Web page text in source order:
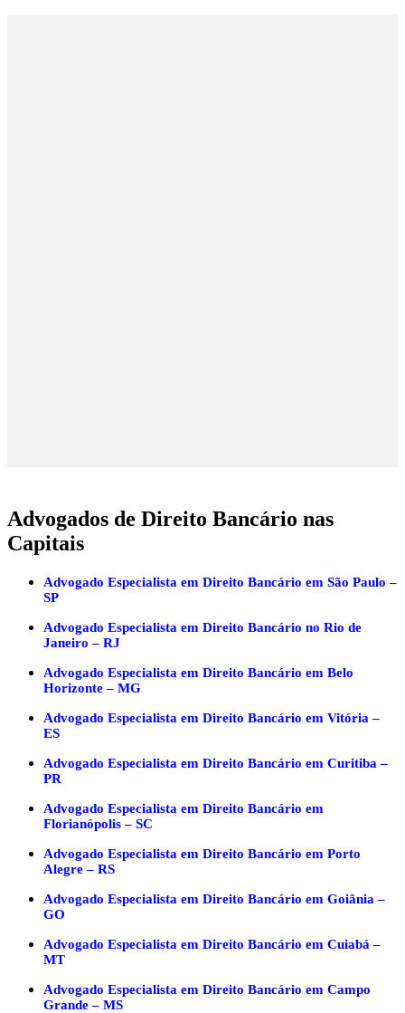
Advogados de Direito Bancário nas
Capitais
Advogado Especialista em Direito Bancário em São Paulo –
SP
Advogado Especialista em Direito Bancário no Rio de
Janeiro – RJ
Advogado Especialista em Direito Bancário em Belo
Horizonte – MG
Advogado Especialista em Direito Bancário em Vitória –
ES
Advogado Especialista em Direito Bancário em Curitiba –
PR
Advogado Especialista em Direito Bancário em
Florianópolis – SC
Advogado Especialista em Direito Bancário em Porto
Alegre – RS
Advogado Especialista em Direito Bancário em Goiânia –
GO
Advogado Especialista em Direito Bancário em Cuiabá –
MT
Advogado Especialista em Direito Bancário em Campo
Grande – MS